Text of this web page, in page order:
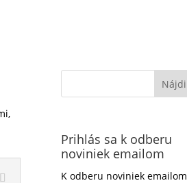
Prihlás sa k odberu
noviniek emailom
K odberu noviniek emailom